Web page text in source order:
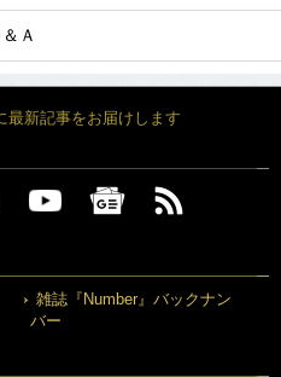
Ａ
最新記事をお届けします
雑誌『Number』バックナン
バー